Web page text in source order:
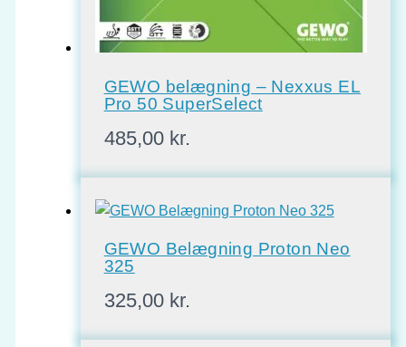
GEWO belægning – Nexxus EL
Pro 50 SuperSelect
485,00 kr.
GEWO Belægning Proton Neo
325
325,00 kr.